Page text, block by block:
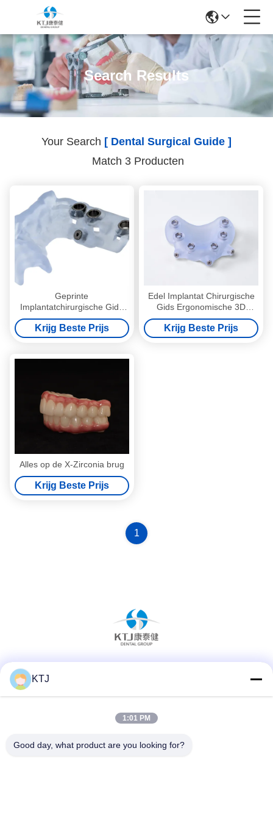
Search Results
Your Search [ Dental Surgical Guide ]
Match 3 Producten
Geprinte
Implantatchirurgische Gids
Professionele
tandheelkundige chirurgische
gids
Krijg Beste Prijs
Edel Implantat Chirurgische
Gids Ergonomische 3D
Geprinte Chirurgische Gids
Krijg Beste Prijs
Alles op de X-Zirconia brug
Krijg Beste Prijs
1
KTJ
1:01 PM
Good day, what product are you looking for?